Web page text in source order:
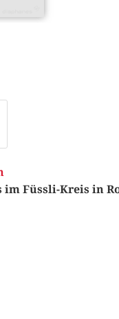
im Füssli-Kreis in